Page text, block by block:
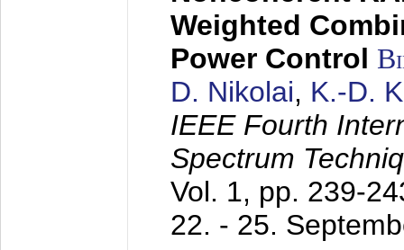
Weighted
Power Control
D. Nikolai, K.-D.
IEEE Fourth
Spectrum
Vol. 1, pp. 239-
22. - 25.